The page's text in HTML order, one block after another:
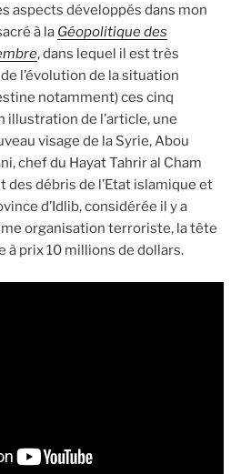
aspects développés dans mon
à la Géopolitique des
, dans lequel il est très
l’évolution de la situation
notamment) ces cinq
illustration de l’article, une
visage de la Syrie, Abou
chef du Hayat Tahrir al Cham
des débris de l’Etat islamique et
d’Idlib, considérée il y a
organisation terroriste, la tête
à prix 10 millions de dollars.